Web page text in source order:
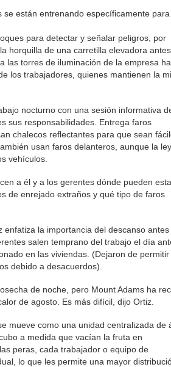
están entrenando específicamente
para detectar y señalar peligros, por
horquilla de una carretilla elevadora
las torres de iluminación de la empresa
los trabajadores, quienes mantienen la
nocturno con una sesión informativa
sus responsabilidades. Entrega faros
chalecos reflectantes para que sean
usan faros delanteros, aunque la ley
vehículos.
a él y a los gerentes dónde pueden
de enrejado extraños y qué tipo de faros
la importancia del descanso antes
salen temprano del trabajo el día
en las viviendas. (Dejaron de
debido a desacuerdos).
de noche, pero Mount Adams ha
de agosto. Es más difícil, dijo Ortiz.
mueve como una unidad centralizada de
a medida que vacían la fruta en
peras, cada trabajador o equipo de
lo que les permite una mayor